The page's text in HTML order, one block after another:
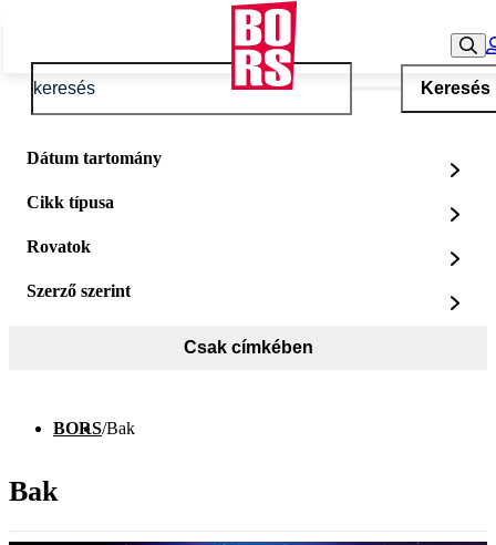
Keresés
Dátum tartomány
Cikk típusa
Rovatok
Szerző szerint
Csak címkében
BORS/Bak
Bak